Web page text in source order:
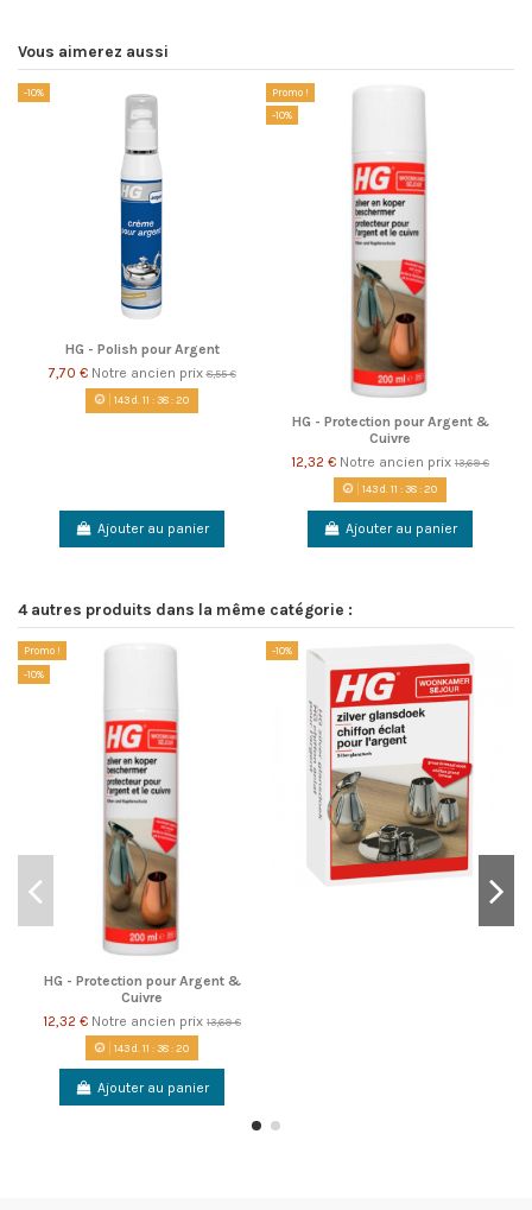
Vous aimerez aussi
-10%
HG - Polish pour Argent
7,70 € Notre ancien prix8,55 €
143d. 11 :38:19
Ajouter au panier
Promo !
-10%
HG - Protection pour Argent &
Cuivre
12,32 € Notre ancien prix 13,69 €
143d. 11 :38:19
Ajouter au panier
4 autres produits dans la même catégorie :
Promo !
-10%
HG - Protection pour Argent &
Cuivre
12,32 € Notre ancien prix 13,69 €
143d. 11 :38:19
Ajouter au panier
-10%